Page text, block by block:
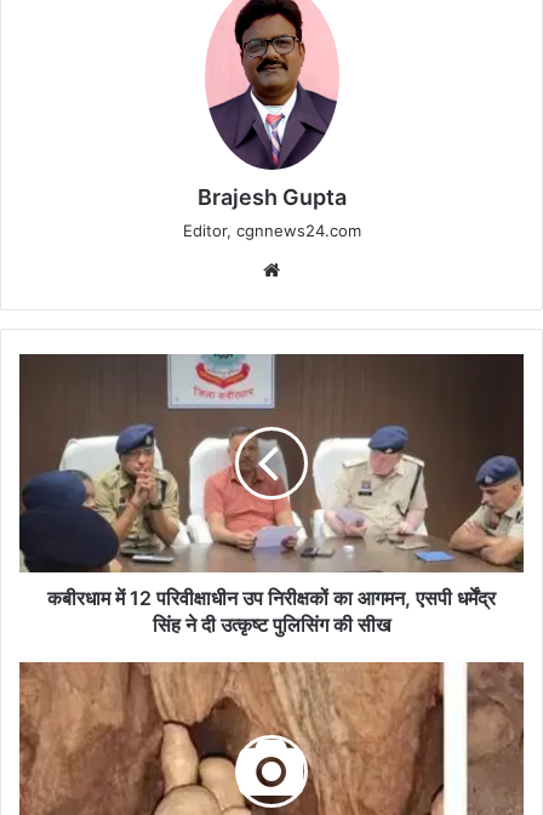
Brajesh Gupta
Editor, cgnnews24.com
परिवीक्षाधीन
निरीक्षकों
का
एसपी
धर्मेंद्र
दी
उत्कृष्ट
पुलिसिंग
की
सीख
कबीरधाम में 12 परिवीक्षाधीन उप निरीक्षकों का आगमन, एसपी धर्मेंद्र
सिंह ने दी उत्कृष्ट पुलिसिंग की सीख
350
फीट
ऊंचे
पहाड़
की
रहस्यमयी